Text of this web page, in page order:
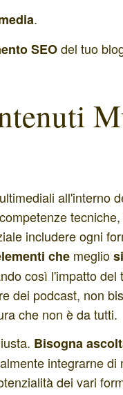
.
SEOdel tuo
all'interno
includere ogni
che meglio
così l'impatto
dei podcast, non
che non è da tutti.
Bisogna
integrarne
dei vari